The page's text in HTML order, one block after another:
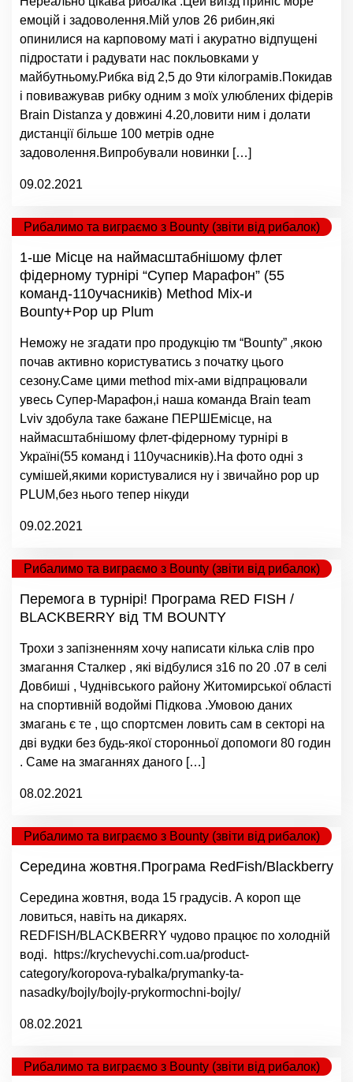
емоцій і задоволення.Мій улов 26 рибин,які
опинилися на карповому маті і акуратно відпущені
підростати і радувати нас покльовками у
майбутньому.Рибка від 2,5 до 9ти кілограмів.Покидав
i повиважував рибку одним з моїх улюблених фідерів
Brain Distanza у довжині 4.20,ловити ним і долати
дистанції більше 100 метрів одне
задоволення.Випробували новинки […]
09.02.2021
Рибалимо та виграємо з Bounty (звіти від рибалок)
1-ше Місце на наймасштабнішому флет
фідерному турнірі “Супер Марафон” (55
команд-110учасників) Method Mix-и
Bounty+Pop up Plum
Неможу не згадати про продукцію тм “Bounty” ,якою
почав активно користуватись з початку цього
сезону.Саме цими method mix-ами відпрацювали
увесь Супер-Марафон,і наша команда Brain teаm
Lviv здобула таке бажане ПЕРШЕмісце, на
наймасштабнішому флет-фідерному турнірі в
Україні(55 команд і 110учасників).На фото одні з
сумішей,якими користувалися ну і звичайно pop up
PLUM,без нього тепер нікуди
09.02.2021
Рибалимо та виграємо з Bounty (звіти від рибалок)
Перемога в турнірі! Програма RED FISH /
BLACKBERRY від ТМ BOUNTY
Трохи з запізненням хочу написати кілька слів про
змагання Сталкер , які відбулися з16 по 20 .07 в селі
Довбиші , Чуднівського району Житомирської області
на спортивній водоймі Підкова .Умовою даних
змагань є те , що спортсмен ловить сам в секторі на
дві вудки без будь-якої сторонньої допомоги 80 годин
. Саме на змаганнях даного […]
08.02.2021
Рибалимо та виграємо з Bounty (звіти від рибалок)
Середина жовтня.Програма RedFish/Blackberry
Середина жовтня, вода 15 градусів. А короп ще
ловиться, навіть на дикарях.
REDFISH/BLACKBERRY чудово працює по холодній
воді. https://krychevychi.com.ua/product-
category/koropova-rybalka/prymanky-ta-
nasadky/bojly/bojly-prykormochni-bojly/
08.02.2021
Рибалимо та виграємо з Bounty (звіти від рибалок)